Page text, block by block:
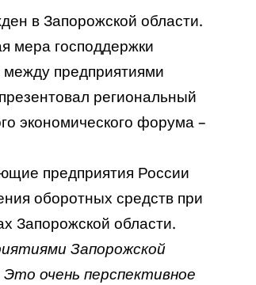
в Запорожской области.
мера господдержки
предприятиями
региональный
экономического форума –
предприятия России
оборотных средств при
Запорожской области.
Запорожской
очень перспективное